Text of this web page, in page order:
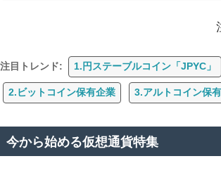
注目トレンド: 1.円ステーブルコイン「JPYC」
2.ビットコイン保有企業 3.アルトコイン保
今から始める仮想通貨特集